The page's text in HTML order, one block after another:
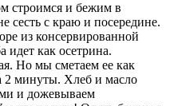
строимся и бежим в
сесть с краю и посередине.
из консервированной
как осетрина.
Но мы сметаем ее как
2 минуты. Хлеб и масло
и дожевываем